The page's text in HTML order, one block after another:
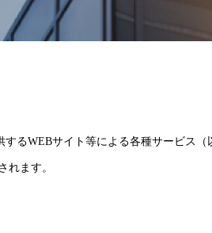
るWEBサイト等による各種サービス
れます。